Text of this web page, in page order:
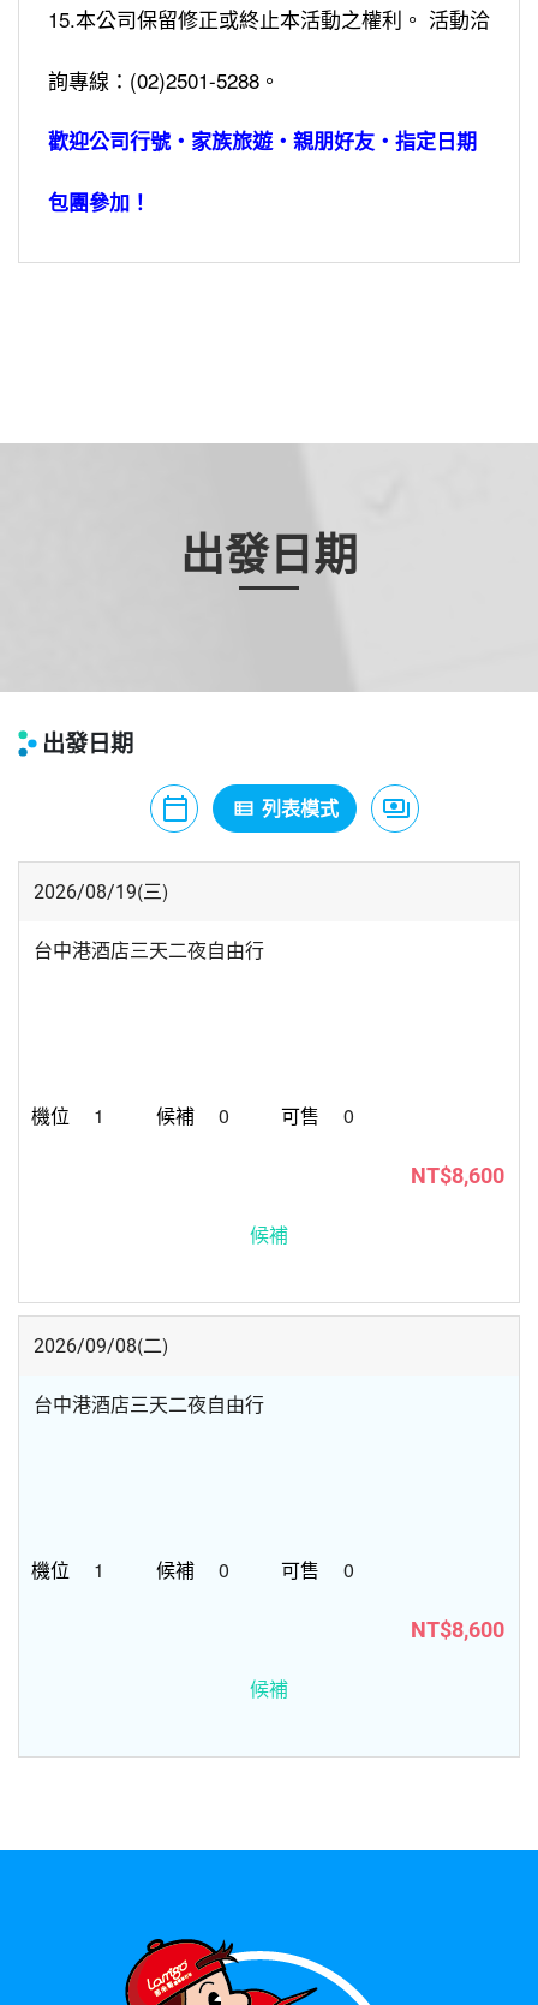
出發日期
出發日期
calendar_today
月曆模式
view_list
列表模式 payments
價格模式
2026/08/19(三)
台中港酒店三天二夜自由行
1 0 0
NT$8,600
候補
2026/09/08(二)
台中港酒店三天二夜自由行
1 0 0
NT$8,600
候補
15.本公司保留修正或終止本活動之權利。 活動洽
詢專線：(02)2501-5288。
歡迎公司行號‧家族旅遊‧親朋好友‧指定日期
包團參加！